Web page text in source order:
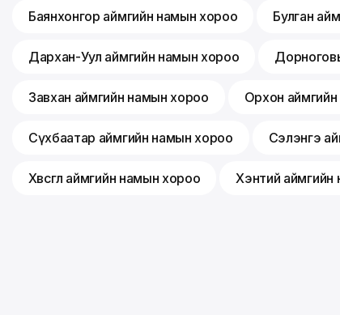
Баянхонгор аймгийн намын хороо Булган
Дархан-Уул аймгийн намын хороо
Завхан аймгийн намын хороо Орхон
Сүхбаатар аймгийн намын хороо Сэлэнгэ
Хөвсгөл аймгийн намын хороо Хэнтий